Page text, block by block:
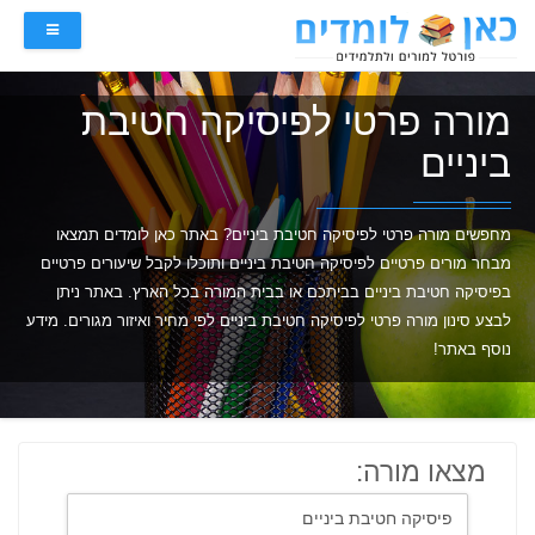
מורה פרטי לפיסיקה חטיבת
ביניים
מחפשים מורה פרטי לפיסיקה חטיבת ביניים? באתר כאן לומדים תמצאו
מבחר מורים פרטיים לפיסיקה חטיבת ביניים ותוכלו לקבל שיעורים פרטיים
בפיסיקה חטיבת ביניים בביתכם או בבית המורה בכל הארץ. באתר ניתן
לבצע סינון מורה פרטי לפיסיקה חטיבת ביניים לפי מחיר ואיזור מגורים. מידע
נוסף באתר!
מצאו מורה: